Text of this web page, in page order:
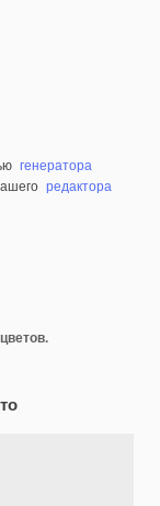
генератора
редактора